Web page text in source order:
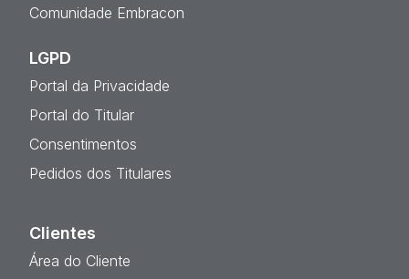
Comunidade Embracon
LGPD
Portal da Privacidade
Portal do Titular
Consentimentos
Pedidos dos Titulares
Clientes
Área do Cliente